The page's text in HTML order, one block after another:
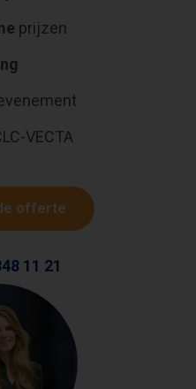
prijzen
VECTA
offerte
11 21